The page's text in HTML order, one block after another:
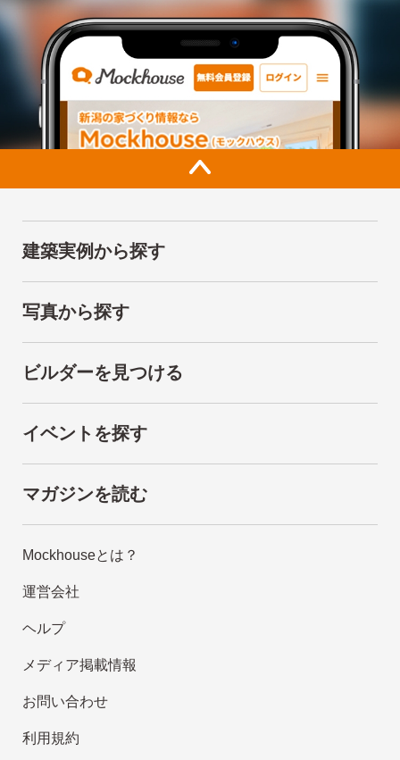
建築実例から探す
写真から探す
ビルダーを見つける
イベントを探す
マガジンを読む
Mockhouseとは？
運営会社
ヘルプ
メディア掲載情報
お問い合わせ
利用規約